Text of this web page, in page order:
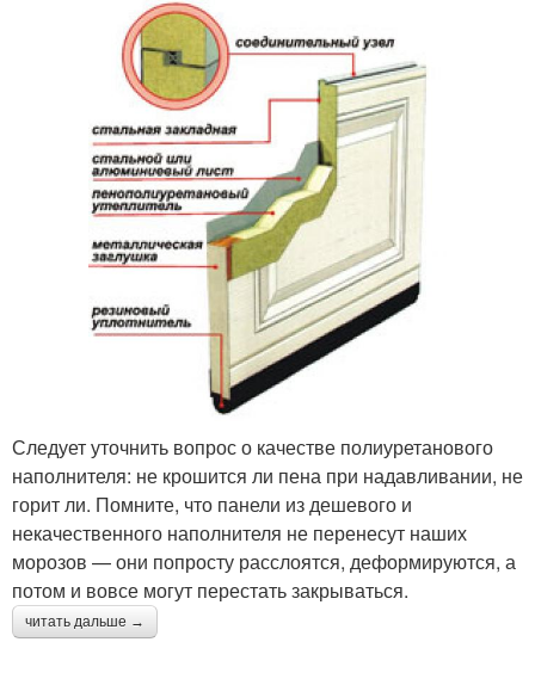
Следует уточнить вопрос о качестве полиуретанового
наполнителя: не крошится ли пена при надавливании, не
горит ли. Помните, что панели из дешевого и
некачественного наполнителя не перенесут наших
морозов — они попросту расслоятся, деформируются, а
потом и вовсе могут перестать закрываться.
читать дальше →